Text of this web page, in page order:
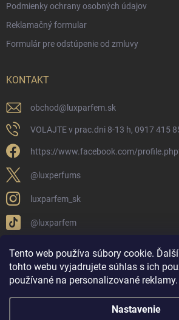
Tento web používa súbory cookie.
tohto webu vyjadrujete súhlas s ich
používané na personalizované reklamy.
Nastavenie
Podmienky ochrany osobných údajov
Reklamačný formular
Formulár pre odstúpenie od zmluvy
KONTAKT
obchod@ luxparfem.sk
VOLAJTE v prac.dni 8-13 h, 0917 415
https://www.facebook.com/
@luxperfums
luxparfem_sk
@luxparfem
LUX PARFÉM NOVÁKY
Lux Parfém
Lux Parfum - Česká Republika
Lux